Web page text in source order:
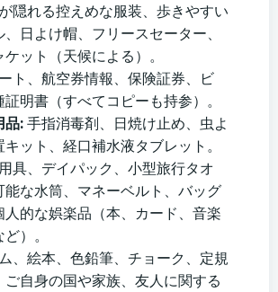
隠れる控えめな服装、歩きやすい
日よけ帽、フリースセーター、
ット（天候による）。
ト、航空券情報、保険証券、ビ
明書（すべてコピーも持参）。
品:手指消毒剤、日焼け止め、虫よ
ット、経口補水液タブレット。
具、デイパック、小型旅行タオ
能な水筒、マネーベルト、バッグ
人的な娯楽品（本、カード、音楽
）。
、絵本、色鉛筆、チョーク、定規
ご自身の国や家族、友人に関する